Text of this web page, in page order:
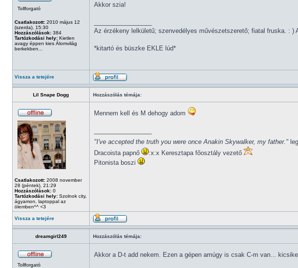
Tollforgató
Csatlakozott: 2010 május 12
(szerda), 15:30
Hozzászólások: 384
Tartózkodási hely: Kietlen
avagy éppen kies Álomvilág
berkekben...
Akkor szia!
Az érzékeny lelkületű; szenvedélyes művészetszerető; fiatal fruska. : )
*kitartó és büszke EKLE lúd*
Vissza a tetejére
Lil Snape Dogg Hozzászólás témája:
Csatlakozott: 2008 november
28 (péntek), 21:29
Hozzászólások: 0
Tartózkodási hely: Szolnok city,
ágyamon, laptoppal az
ölemben^^ <3
Mennem kell és M dehogy adom
"I've accepted the truth you were once Anakin Skywalker, my father."
Dracoista papnő
:x:x Keresztapa főosztály vezető
Pitonista boszi
Vissza a tetejére
dreamgirl249 Hozzászólás témája:
Tollforgató
Akkor a D-t add nekem. Ezen a gépen amúgy is csak C-m van...